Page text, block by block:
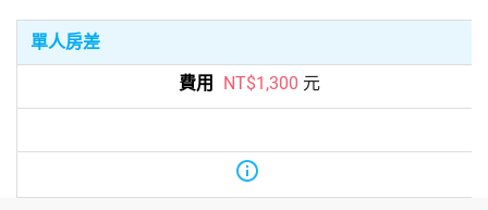
費用說明